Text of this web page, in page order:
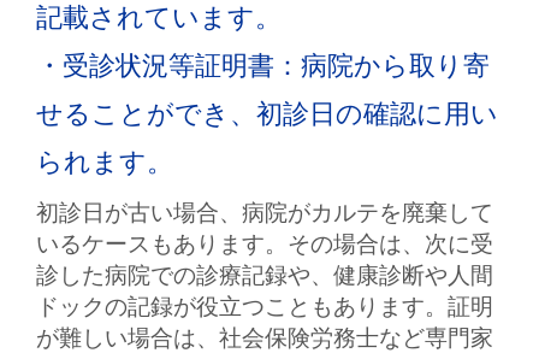
記載されています。
・受診状況等証明書 ：病院から取り寄
せることができ、初診日の確認に用い
られます。
初診日が古い場合、病院がカルテを廃棄して
いるケースもあります。その場合は、 次に受
診した病院での診療記録や、健康診断や人間
ドックの記録が役立つこともあります。証明
が難しい場合は、社会保険労務士など専門家